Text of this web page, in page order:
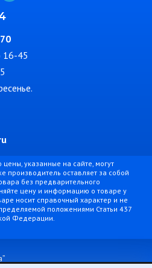
16-45
указанные на сайте, могут
производитель оставляет за собой
без предварительного
цену и информацию о товаре у
носит справочный характер и не
положениями Статьи 437
Федерации.